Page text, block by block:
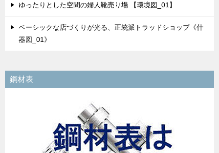
ゆったりとした空間の婦人靴売り場 【環境図_01】
ベーシックな店づくりが光る、正統派トラッドショップ《什
器図_01》
鋼材表